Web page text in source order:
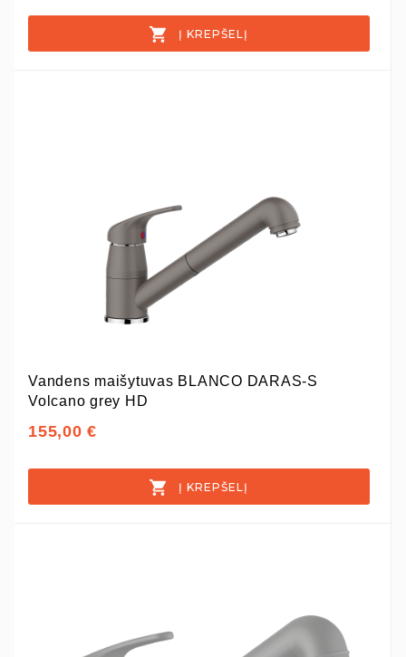
Į KREPŠELĮ
Vandens maišytuvas BLANCO DARAS-S
Volcano grey HD
155,00 €
Į KREPŠELĮ